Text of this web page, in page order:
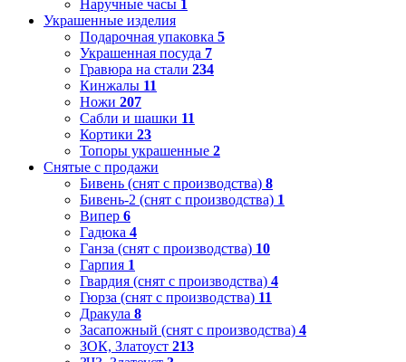
Наручные часы 1
Украшенные изделия
Подарочная упаковка 5
Украшенная посуда 7
Гравюра на стали 234
Кинжалы 11
Ножи 207
Сабли и шашки 11
Кортики 23
Топоры украшенные 2
Снятые с продажи
Бивень (снят с производства) 8
Бивень-2 (снят с производства) 1
Випер 6
Гадюка 4
Ганза (снят с производства) 10
Гарпия 1
Гвардия (снят с производства) 4
Гюрза (снят с производства) 11
Дракула 8
Засапожный (снят с производства) 4
ЗОК, Златоуст 213